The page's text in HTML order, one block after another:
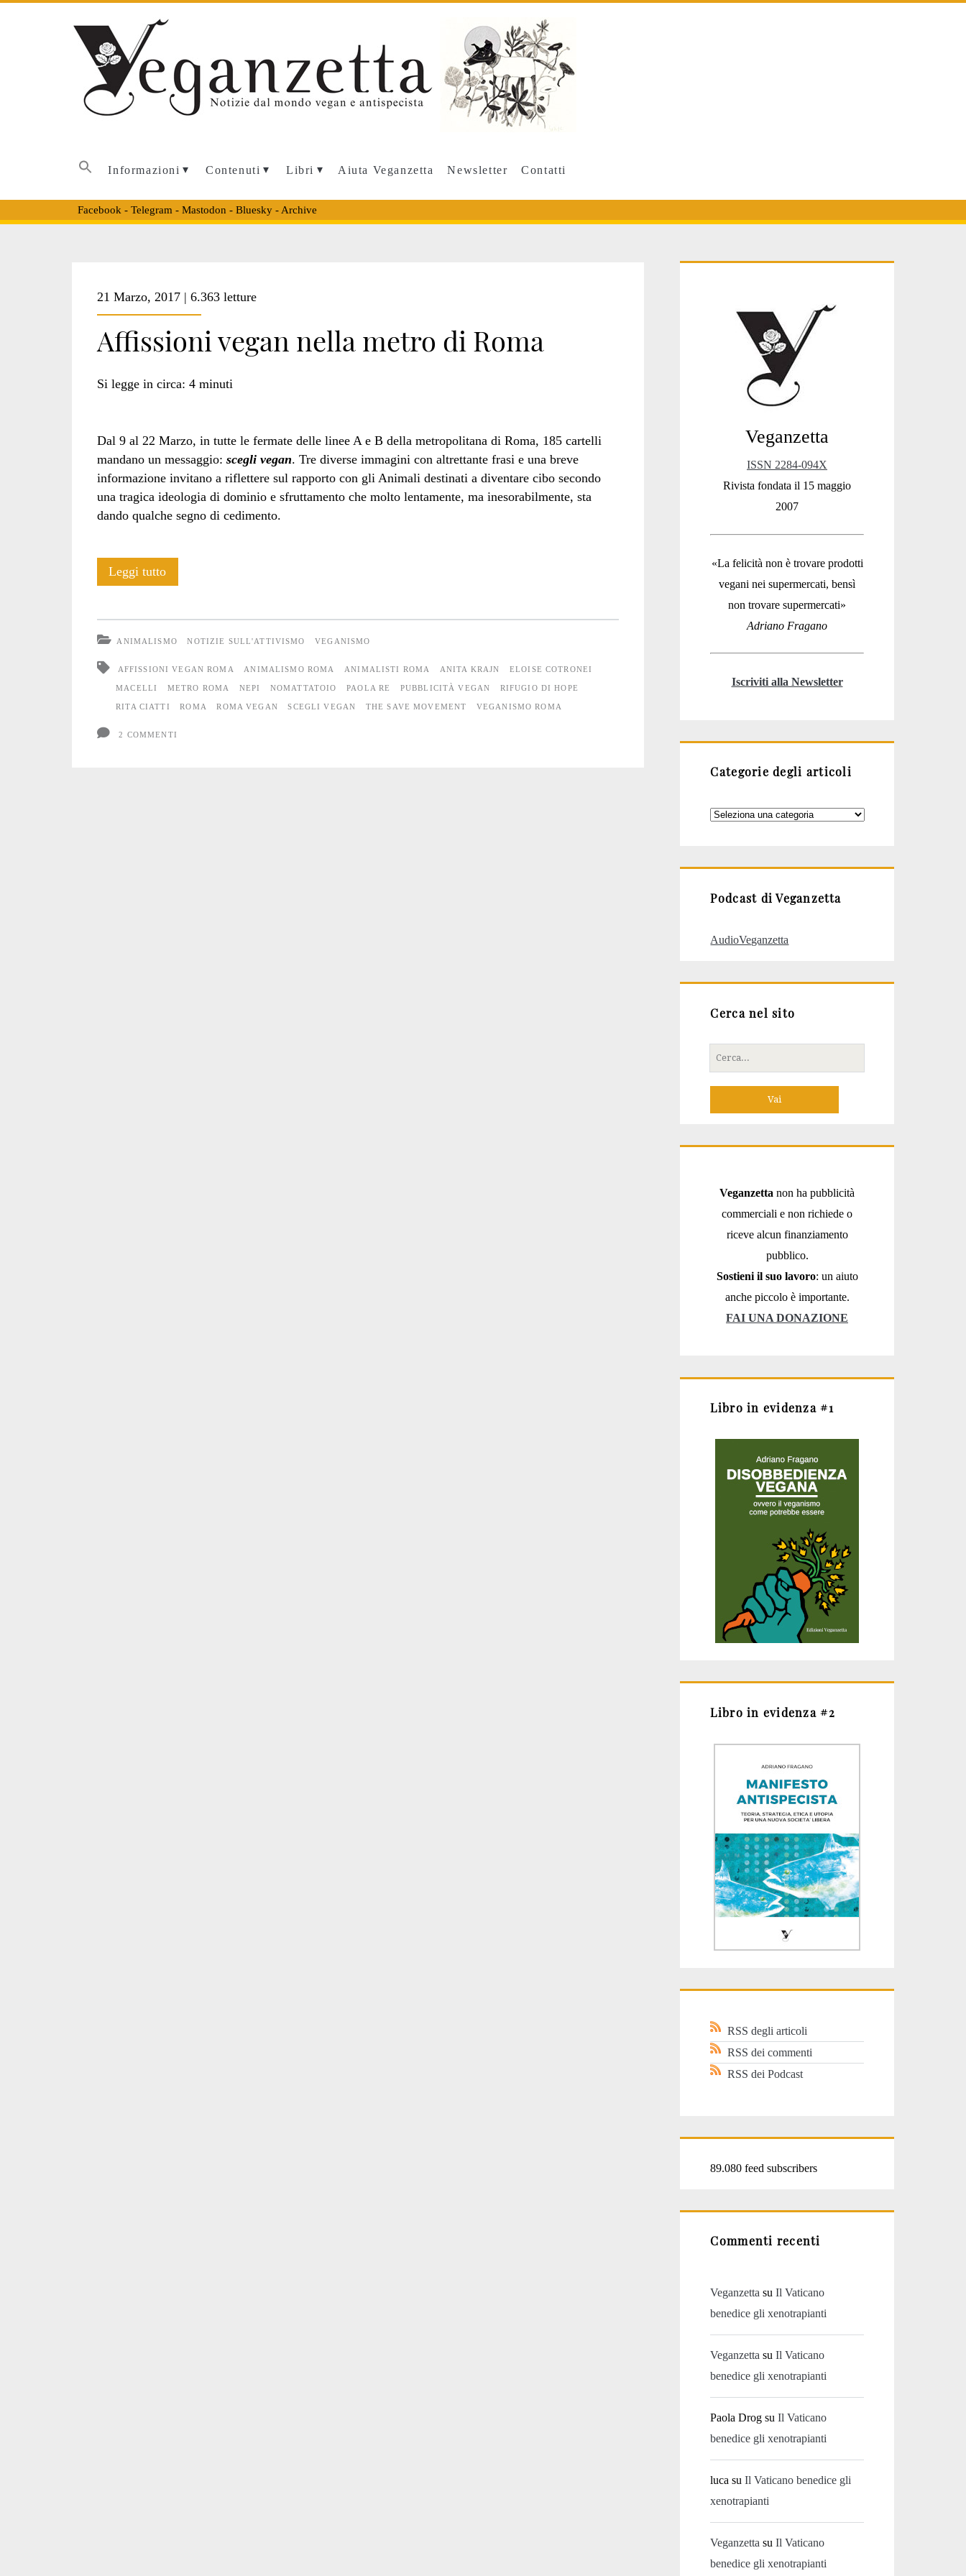
Informazioni Contenuti Libri Aiuta Veganzetta Newsletter Contatti
Facebook - Telegram - Mastodon - Bluesky- Archive
<span>rifugio
di
Hope</span>
21 Marzo, 2017 | 6.363 letture
Affissioni vegan nella metro di Roma
Si legge in circa: 4 minuti
Dal 9 al 22 Marzo, in tutte le fermate delle linee A e B della metropolitana di Roma, 185 cartelli
mandano un messaggio: scegli vegan. Tre diverse immagini con altrettante frasi e una breve
informazione invitano a riflettere sul rapporto con gli Animali destinati a diventare cibo secondo
una tragica ideologia di dominio e sfruttamento che molto lentamente, ma inesorabilmente, sta
dando qualche segno di cedimento.
Leggi tuttoAffissioni
di
Roma
ANIMALISMO NOTIZIE SULL'ATTIVISMO VEGANISMO
AFFISSIONI VEGAN ROMA ANIMALISMO ROMA ANIMALISTI ROMA ANITA KRAJN ELOISE COTRONEI
MACELLI METRO ROMA NEPI NOMATTATOIO PAOLA RE PUBBLICITÀ VEGAN RIFUGIO DI HOPE
RITA CIATTI ROMA ROMA VEGAN SCEGLI VEGAN THE SAVE MOVEMENT VEGANISMO ROMA
2 COMMENTI
Sidebar
Veganzetta
ISSN 2284-094X
Rivista fondata il 15 maggio
2007
«La felicità non è trovare prodotti
vegani nei supermercati, bensì
non trovare supermercati»
Adriano Fragano
Iscriviti alla Newsletter
Categorie degli articoli
Categorie
Podcast di Veganzetta
AudioVeganzetta
Cerca nel sito
Cerca
per:
Veganzetta non ha pubblicità
commerciali e non richiede o
riceve alcun finanziamento
pubblico.
Sostieni il suo lavoro: un aiuto
anche piccolo è importante.
FAI UNA DONAZIONE
Libro in evidenza #1
Libro in evidenza #2
RSS degli articoli
RSS dei commenti
RSS dei Podcast
89.080 feed subscribers
Commenti recenti
Veganzetta suIl Vaticano
benedice gli xenotrapianti
Veganzetta suIl Vaticano
benedice gli xenotrapianti
Paola Drog suIl Vaticano
benedice gli xenotrapianti
luca suIl Vaticano benedice gli
xenotrapianti
Veganzetta suIl Vaticano
benedice gli xenotrapianti